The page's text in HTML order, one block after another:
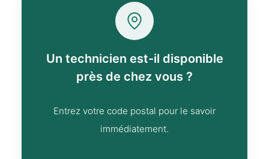
Un technicien est-il disponible
près de chez vous ?
Entrez votre code postal pour le savoir
immédiatement.